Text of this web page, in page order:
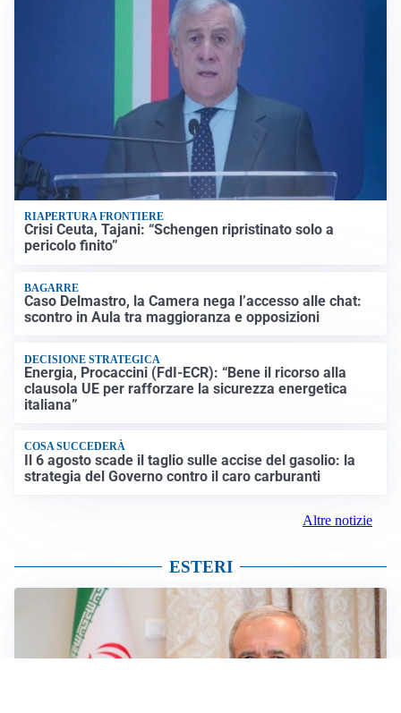
RIAPERTURA FRONTIERE
Crisi Ceuta, Tajani: “Schengen ripristinato solo a
pericolo finito”
BAGARRE
Caso Delmastro, la Camera nega l’accesso alle chat:
scontro in Aula tra maggioranza e opposizioni
DECISIONE STRATEGICA
Energia, Procaccini (FdI-ECR): “Bene il ricorso alla
clausola UE per rafforzare la sicurezza energetica
italiana”
COSA SUCCEDERÀ
Il 6 agosto scade il taglio sulle accise del gasolio: la
strategia del Governo contro il caro carburanti
Altre notizie
ESTERI